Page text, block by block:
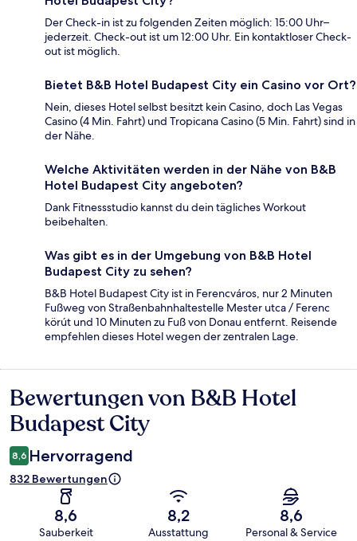
Der Check-in ist zu folgenden Zeiten möglich: 15:00 Uhr–
jederzeit. Check-out ist um 12:00 Uhr. Ein kontaktloser Check-
out ist möglich.
Bietet B&B Hotel Budapest City ein Casino vor Ort?
Nein, dieses Hotel selbst besitzt kein Casino, doch Las Vegas
Casino (4 Min. Fahrt) und Tropicana Casino (5 Min. Fahrt) sind in
der Nähe.
Welche Aktivitäten werden in der Nähe von B&B
Hotel Budapest City angeboten?
Dank Fitnessstudio kannst du dein tägliches Workout
beibehalten.
Was gibt es in der Umgebung von B&B Hotel
Budapest City zu sehen?
B&B Hotel Budapest City ist in Ferencváros, nur 2 Minuten
Fußweg von Straßenbahnhaltestelle Mester utca / Ferenc
körút und 10 Minuten zu Fuß von Donau entfernt. Reisende
empfehlen dieses Hotel wegen der zentralen Lage.
Bewertungen
Bewertungen von B&B Hotel
Budapest City
8,6 Hervorragend
832 Bewertungen
8,6
Sauberkeit
8,2
Ausstattung
8,6
Personal & Service